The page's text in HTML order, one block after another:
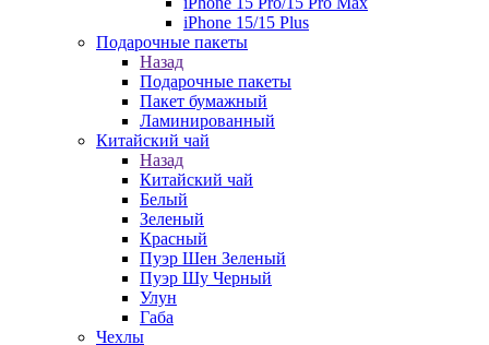
iPhone 15/15 Plus
Подарочные пакеты
Назад
Подарочные пакеты
Пакет бумажный
Ламинированный
Китайский чай
Назад
Китайский чай
Белый
Зеленый
Красный
Пуэр Шен Зеленый
Пуэр Шу Черный
Улун
Габа
Чехлы